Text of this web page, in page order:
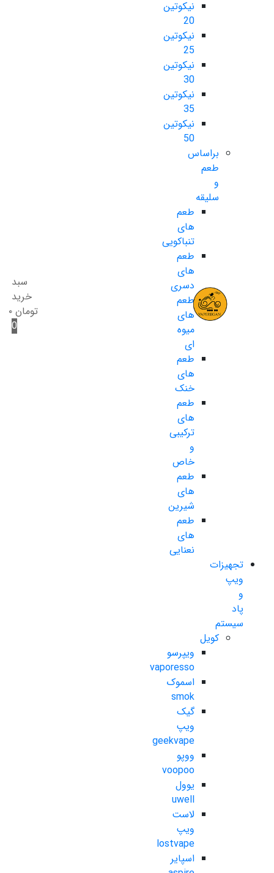
نیکوتین
20
نیکوتین
25
نیکوتین
30
نیکوتین
35
نیکوتین
50
براساس
طعم
و
سلیقه
طعم
های
تنباکویی
طعم
های
دسری
طعم
های
میوه
ای
طعم
های
خنک
طعم
های
ترکیبی
و
خاص
طعم
های
شیرین
طعم
های
نعنایی
تجهیزات
ویپ
و
پاد
سیستم
کویل
ویپرسو
vaporesso
اسموک
smok
گیک
ویپ
geekvape
ووپو
voopoo
یوول
uwell
لاست
ویپ
lostvape
اسپایر
سبد
خرید
تومان ۰
0